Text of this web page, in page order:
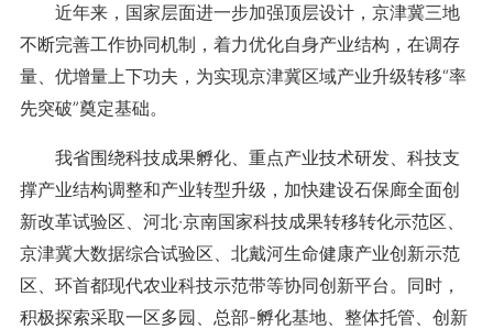
近年来，国家层面进一步加强顶层设计，京津冀三地
不断完善工作协同机制，着力优化自身产业结构，在调存
量、优增量上下功夫，为实现京津冀区域产业升级转移“率
先突破”奠定基础。
我省围绕科技成果孵化、重点产业技术研发、科技支
撑产业结构调整和产业转型升级，加快建设石保廊全面创
新改革试验区、河北·京南国家科技成果转移转化示范区、
京津冀大数据综合试验区、北戴河生命健康产业创新示范
区、环首都现代农业科技示范带等协同创新平台。同时，
积极探索采取一区多园、总部-孵化基地、整体托管、创新